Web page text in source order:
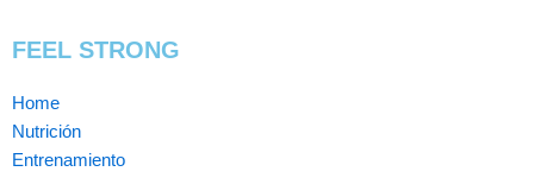
FEEL STRONG
Home
Nutrición
Entrenamiento